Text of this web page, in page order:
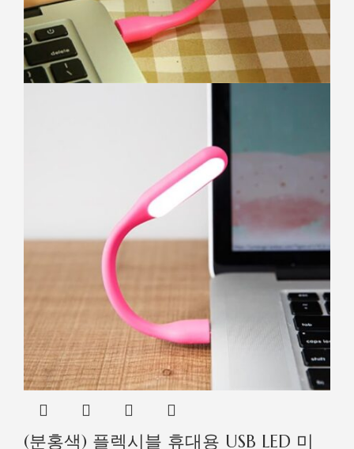
(분홍색) 플렉시블 휴대용 USB LED 미